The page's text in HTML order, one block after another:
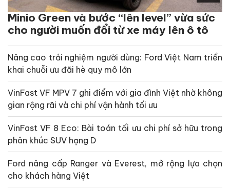
Minio Green và bước “lên level” vừa sức
cho người muốn đổi từ xe máy lên ô tô
Nâng cao trải nghiệm người dùng: Ford Việt Nam triển
khai chuỗi ưu đãi hè quy mô lớn
VinFast VF MPV 7 ghi điểm với gia đình Việt nhờ không
gian rộng rãi và chi phí vận hành tối ưu
VinFast VF 8 Eco: Bài toán tối ưu chi phí sở hữu trong
phân khúc SUV hạng D
Ford nâng cấp Ranger và Everest, mở rộng lựa chọn
cho khách hàng Việt